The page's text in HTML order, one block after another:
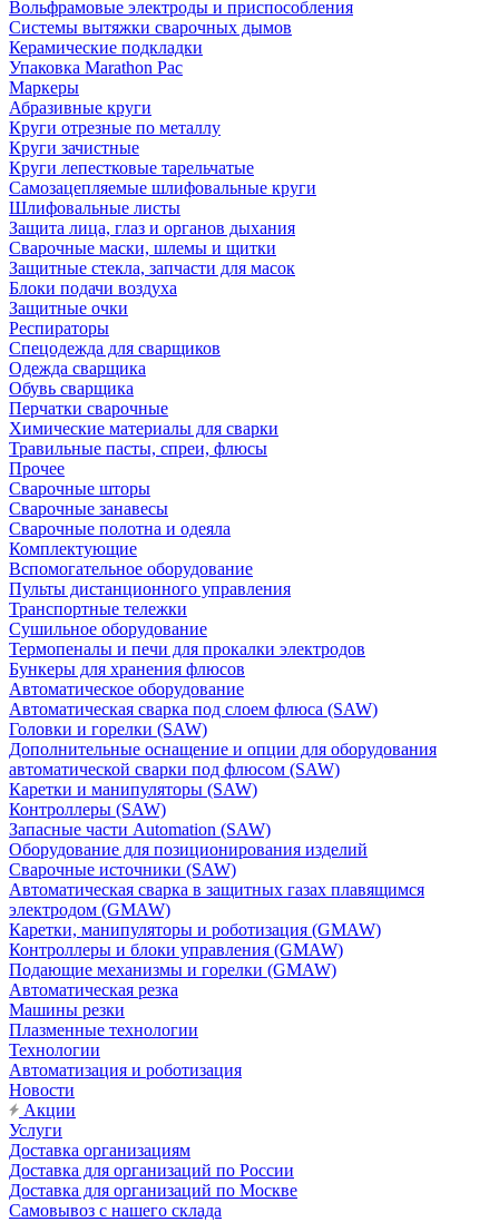
Вольфрамовые электроды и приспособления
Системы вытяжки сварочных дымов
Керамические подкладки
Упаковка Marathon Pac
Маркеры
Абразивные круги
Круги отрезные по металлу
Круги зачистные
Круги лепестковые тарельчатые
Самозацепляемые шлифовальные круги
Шлифовальные листы
Защита лица, глаз и органов дыхания
Сварочные маски, шлемы и щитки
Защитные стекла, запчасти для масок
Блоки подачи воздуха
Защитные очки
Респираторы
Спецодежда для сварщиков
Одежда сварщика
Обувь сварщика
Перчатки сварочные
Химические материалы для сварки
Травильные пасты, спреи, флюсы
Прочее
Сварочные шторы
Сварочные занавесы
Сварочные полотна и одеяла
Комплектующие
Вспомогательное оборудование
Пульты дистанционного управления
Транспортные тележки
Сушильное оборудование
Термопеналы и печи для прокалки электродов
Бункеры для хранения флюсов
Автоматическое оборудование
Автоматическая сварка под слоем флюса (SAW)
Головки и горелки (SAW)
Дополнительные оснащение и опции для оборудования
автоматической сварки под флюсом (SAW)
Каретки и манипуляторы (SAW)
Контроллеры (SAW)
Запасные части Automation (SAW)
Оборудование для позиционирования изделий
Сварочные источники (SAW)
Автоматическая сварка в защитных газах плавящимся
электродом (GMAW)
Каретки, манипуляторы и роботизация (GMAW)
Контроллеры и блоки управления (GMAW)
Подающие механизмы и горелки (GMAW)
Автоматическая резка
Машины резки
Плазменные технологии
Технологии
Автоматизация и роботизация
Новости
Акции
Услуги
Доставка организациям
Доставка для организаций по России
Доставка для организаций по Москве
Самовывоз с нашего склада